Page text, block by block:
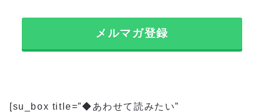
メルマガ登録
[su_box title=”◆あわせて読みたい”